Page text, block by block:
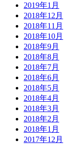
2019年1月
2018年12月
2018年11月
2018年10月
2018年9月
2018年8月
2018年7月
2018年6月
2018年5月
2018年4月
2018年3月
2018年2月
2018年1月
2017年12月